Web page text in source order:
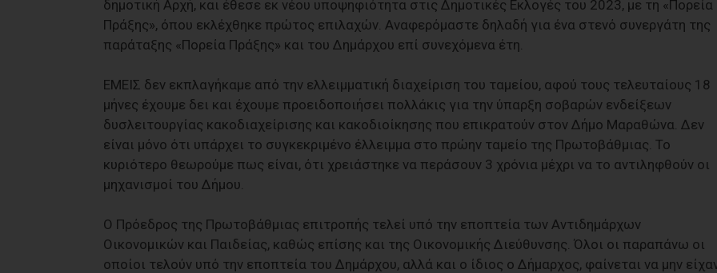
δημοτική Αρχή, και έθεσε εκ νέου υποψηφιότητα στις Δημοτικές Εκλογές του 2023, με τη «Πορεία
Πράξης», όπου εκλέχθηκε πρώτος επιλαχών. Αναφερόμαστε δηλαδή για ένα στενό συνεργάτη της
παράταξης «Πορεία Πράξης» και του Δημάρχου επί συνεχόμενα έτη.
ΕΜΕΙΣ δεν εκπλαγήκαμε από την ελλειμματική διαχείριση του ταμείου, αφού τους τελευταίους 18
μήνες έχουμε δει και έχουμε προειδοποιήσει πολλάκις για την ύπαρξη σοβαρών ενδείξεων
δυσλειτουργίας κακοδιαχείρισης και κακοδιοίκησης που επικρατούν στον Δήμο Μαραθώνα. Δεν
είναι μόνο ότι υπάρχει το συγκεκριμένο έλλειμμα στο πρώην ταμείο της Πρωτοβάθμιας. Το
κυριότερο θεωρούμε πως είναι, ότι χρειάστηκε να περάσουν 3 χρόνια μέχρι να το αντιληφθούν οι
μηχανισμοί του Δήμου.
Ο Πρόεδρος της Πρωτοβάθμιας επιτροπής τελεί υπό την εποπτεία των Αντιδημάρχων
Οικονομικών και Παιδείας, καθώς επίσης και της Οικονομικής Διεύθυνσης. Όλοι οι παραπάνω οι
οποίοι τελούν υπό την εποπτεία του Δημάρχου, αλλά και ο ίδιος ο Δήμαρχος, φαίνεται να μην